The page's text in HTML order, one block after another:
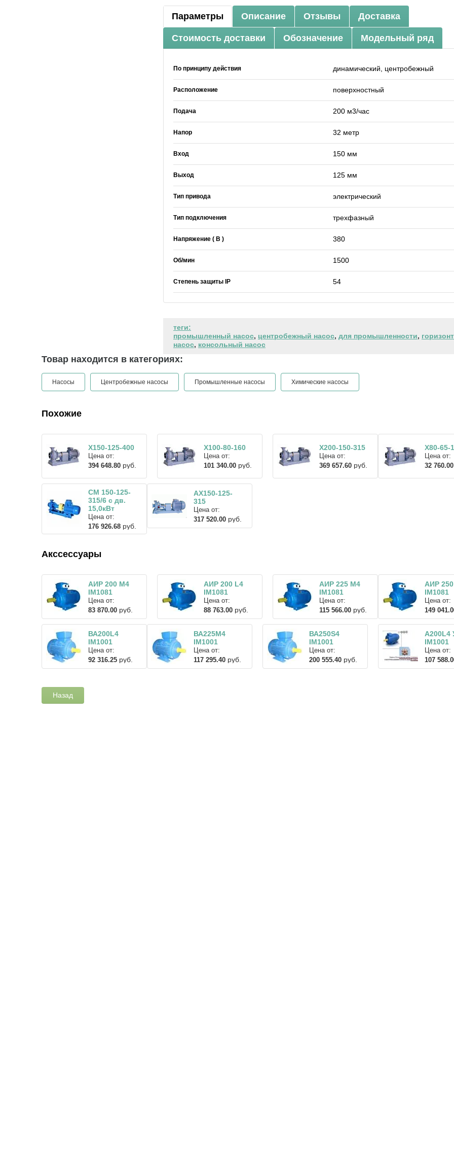
Параметры Описание Отзывы Доставка
Стоимость доставки Обозначение Модельный ряд
По принципу действия динамический, центробежный
Расположение поверхностный
Подача 200 м3/час
Напор 32 метр
Вход 150 мм
Выход 125 мм
Тип привода электрический
Тип подключения трехфазный
Напряжение ( В ) 380
Об/мин 1500
Степень защиты IP 54
теги:
промышленный насос, центробежный насос, для промышленности,
насос, консольный насос
Товар находится в категориях:
Насосы Центробежные насосы Промышленные насосы Химические насосы
Похожие
Х150-125-400
Цена от:
394 648.80 руб.
Х100-80-160
Цена от:
101 340.00 руб.
Х200-150-315
Цена от:
369 657.60 руб.
Х80-65-
Цена от:
32 760.00
СМ 150-125-
315/6 с дв.
15,0кВт
Цена от:
176 926.68 руб.
АХ150-125-
315
Цена от:
317 520.00 руб.
Акссессуары
АИР 200 М4
IM1081
Цена от:
83 870.00 руб.
АИР 200 L4
IM1081
Цена от:
88 763.00 руб.
АИР 225 М4
IM1081
Цена от:
115 566.00 руб.
АИР
IM1081
Цена от:
149
ВА200L4
IM1001
Цена от:
92 316.25 руб.
ВА225М4
IM1001
Цена от:
117 295.40 руб.
ВА250S4
IM1001
Цена от:
200 555.40 руб.
A200L4
IM1001
Цена от:
107
Назад